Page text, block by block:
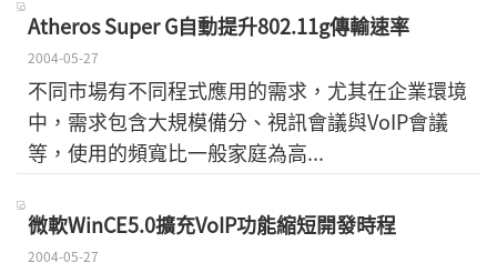
Atheros Super G自動提升802.11g傳輸速率
2004-05-27
不同市場有不同程式應用的需求，尤其在企業環境
中，需求包含大規模備分、視訊會議與VoIP會議
等，使用的頻寬比一般家庭為高...
微軟WinCE5.0擴充VoIP功能縮短開發時程
2004-05-27